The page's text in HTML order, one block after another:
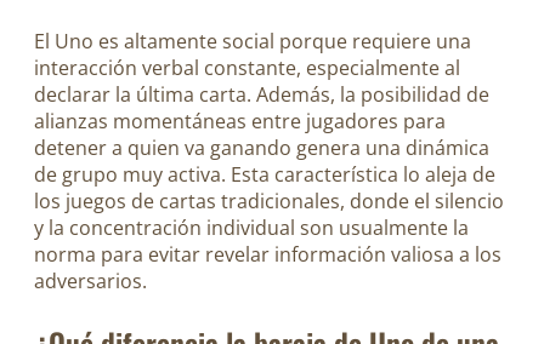
El Uno es altamente social porque requiere una
interacción verbal constante, especialmente al
declarar la última carta. Además, la posibilidad de
alianzas momentáneas entre jugadores para
detener a quien va ganando genera una dinámica
de grupo muy activa. Esta característica lo aleja de
los juegos de cartas tradicionales, donde el silencio
y la concentración individual son usualmente la
norma para evitar revelar información valiosa a los
adversarios.